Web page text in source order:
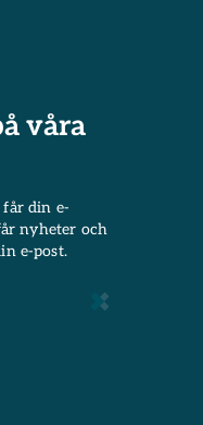
våra
får din e-
nyheter och
e-post.